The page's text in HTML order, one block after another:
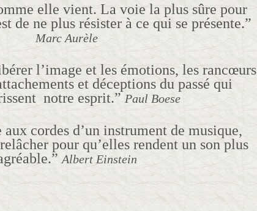
elle vient. La voie la plus sûre pour
de ne plus résister à ce qui se présente.”
Marc Aurèle
l’image et les émotions, les rancœurs
et déceptions du passé qui
notre esprit.” Paul Boese
cordes d’un instrument de musique,
pour qu’elles rendent un son plus
Albert Einstein